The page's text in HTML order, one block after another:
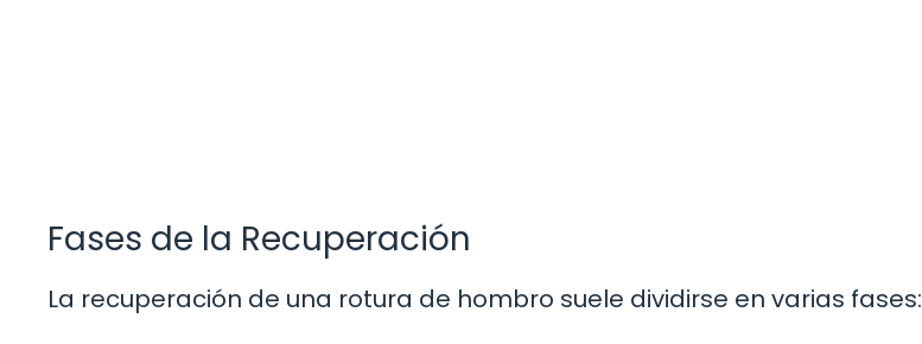
Fases de la Recuperación
La recuperación de una rotura de hombro suele dividirse en varias fases: